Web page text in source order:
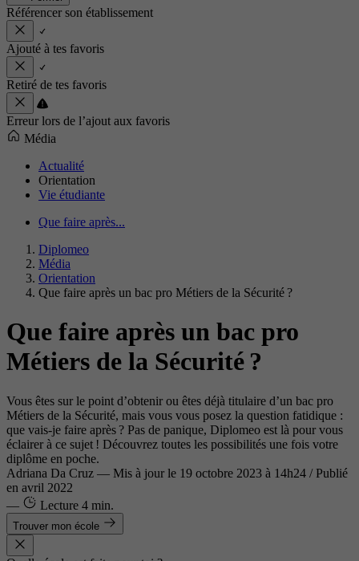
Référencer son établissement
Ajouté à tes favoris
Retiré de tes favoris
Erreur lors de l’ajout aux favoris
Média
Actualité
Orientation
Vie étudiante
Que faire après...
Diplomeo
Média
Orientation
Que faire après un bac pro Métiers de la Sécurité ?
Que faire après un bac pro
Métiers de la Sécurité ?
Vous êtes sur le point d’obtenir ou êtes déjà titulaire d’un bac pro
Métiers de la Sécurité, mais vous vous posez la question fatidique :
que vais-je faire après ? Pas de panique, Diplomeo est là pour vous
éclairer à ce sujet ! Découvrez toutes les possibilités une fois votre
diplôme en poche.
Adriana Da Cruz — Mis à jour le 19 octobre 2023 à 14h24 / Publié
en avril 2022
—
Lecture 4 min.
Trouver mon école